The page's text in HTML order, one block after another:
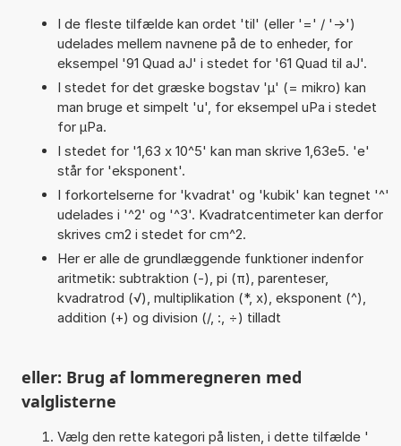
I de fleste tilfælde kan ordet 'til' (eller '=' / '->')
udelades mellem navnene på de to enheder, for
eksempel '91 Quad aJ' i stedet for '61 Quad til aJ'.
I stedet for det græske bogstav 'µ' (= mikro) kan
man bruge et simpelt 'u', for eksempel uPa i stedet
for µPa.
I stedet for '1,63 x 10^5' kan man skrive 1,63e5. 'e'
står for 'eksponent'.
I forkortelserne for 'kvadrat' og 'kubik' kan tegnet '^'
udelades i '^2' og '^3'. Kvadratcentimeter kan derfor
skrives cm2 i stedet for cm^2.
Her er alle de grundlæggende funktioner indenfor
aritmetik: subtraktion (-), pi (π), parenteser,
kvadratrod (√), multiplikation (*, x), eksponent (^),
addition (+) og division (/, :, ÷) tilladt
eller: Brug af lommeregneren med
valglisterne
Vælg den rette kategori på listen, i dette tilfælde '